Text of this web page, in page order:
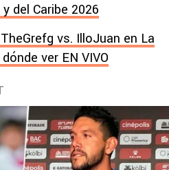
del Caribe 2026
vs. IlloJuan en La
ver EN VIVO